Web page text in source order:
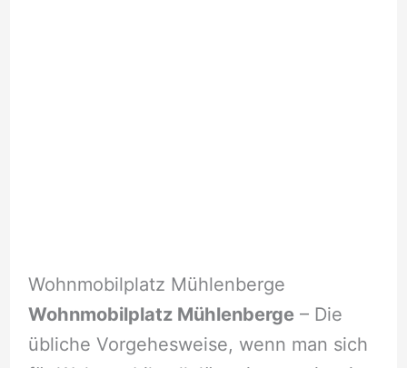
Wohnmobilplatz Mühlenberge
Wohnmobilplatz Mühlenberge– Die
übliche Vorgehesweise, wenn man sich